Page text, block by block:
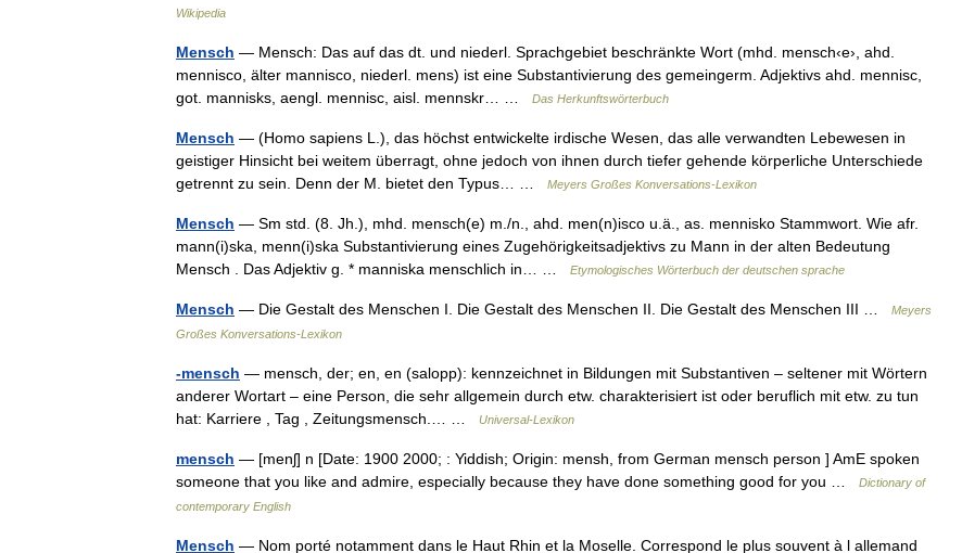
Wikipedia
Mensch — Mensch: Das auf das dt. und niederl. Sprachgebiet beschränkte Wort (mhd. mensch‹e›, ahd.
mennisco, älter mannisco, niederl. mens) ist eine Substantivierung des gemeingerm. Adjektivs ahd. mennisc,
got. mannisks, aengl. mennisc, aisl. mennskr… …
Das Herkunftswörterbuch
Mensch — (Homo sapiens L.), das höchst entwickelte irdische Wesen, das alle verwandten Lebewesen in
geistiger Hinsicht bei weitem überragt, ohne jedoch von ihnen durch tiefer gehende körperliche Unterschiede
getrennt zu sein. Denn der M. bietet den Typus… …
Meyers Großes Konversations-Lexikon
Mensch — Sm std. (8. Jh.), mhd. mensch(e) m./n., ahd. men(n)isco u.ä., as. mennisko Stammwort. Wie afr.
mann(i)ska, menn(i)ska Substantivierung eines Zugehörigkeitsadjektivs zu Mann in der alten Bedeutung
Mensch . Das Adjektiv g. * manniska menschlich in… …
Etymologisches Wörterbuch der deutschen sprache
Mensch — Die Gestalt des Menschen I. Die Gestalt des Menschen II. Die Gestalt des Menschen III …
Meyers
Großes Konversations-Lexikon
-mensch — mensch, der; en, en (salopp): kennzeichnet in Bildungen mit Substantiven – seltener mit Wörtern
anderer Wortart – eine Person, die sehr allgemein durch etw. charakterisiert ist oder beruflich mit etw. zu tun
hat: Karriere , Tag , Zeitungsmensch.… …
Universal-Lexikon
mensch — [menʃ] n [Date: 1900 2000; : Yiddish; Origin: mensh, from German mensch person ] AmE spoken
someone that you like and admire, especially because they have done something good for you …
Dictionary of
contemporary English
Mensch — Nom porté notamment dans le Haut Rhin et la Moselle. Correspond le plus souvent à l allemand